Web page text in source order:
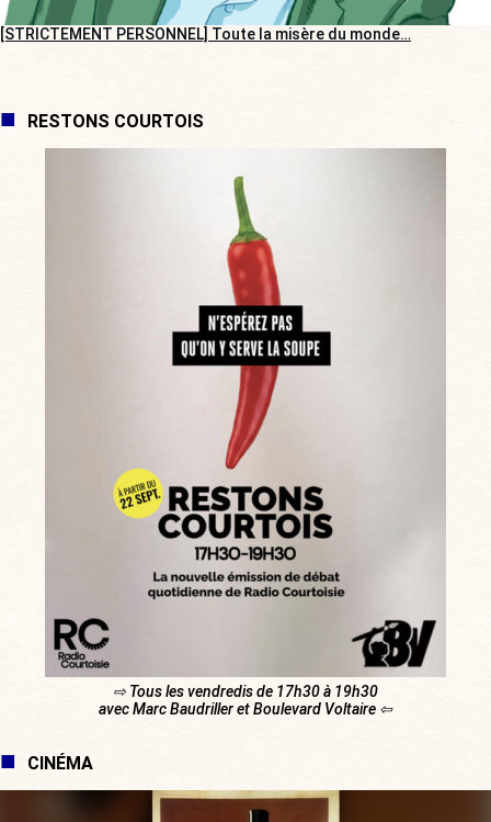
[STRICTEMENT PERSONNEL] Toute la misère du monde…
RESTONS COURTOIS
⇨ Tous les vendredis de 17h30 à 19h30
avec Marc Baudriller et Boulevard Voltaire ⇦
CINÉMA